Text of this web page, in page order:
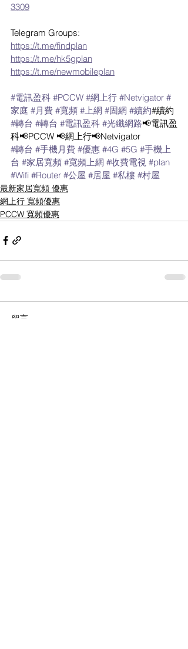
3309
Telegram Groups:
https://t.me/findplan
https://t.me/hk5gplan
https://t.me/newmobileplan
#電訊盈科 #PCCW #網上行 #Netvigator #
家庭 #月費 #寬頻 #上網 #固網 #續約#續約
#轉台 #轉台 #電訊盈科 #光纖網路📢電訊盈
科📢PCCW 📢網上行📢Netvigator
#轉台 #手機月費 #優惠 #4G #5G #手機上
台 #家居寬頻 #寬頻上網 #收費電視 #plan
#Wifi #Router #公屋 #居屋 #私樓 #村屋
最新家居寬頻 優惠
網上行 寬頻優惠
PCCW 寬頻優惠
留言